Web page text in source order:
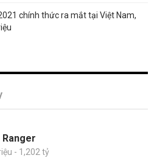
chính thức ra mắt tại Việt Nam,
Ranger
- 1,202 tỷ